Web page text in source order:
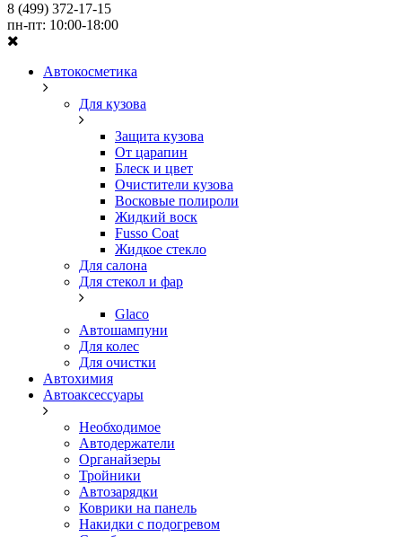
8 (499) 372-17-15
пн-пт: 10:00-18:00
Автокосметика
Для кузова
Защита кузова
От царапин
Блеск и цвет
Очистители кузова
Восковые полироли
Жидкий воск
Fusso Coat
Жидкое стекло
Для салона
Для стекол и фар
Glaco
Автошампуни
Для колес
Для очистки
Автохимия
Автоаксессуары
Необходимое
Автодержатели
Органайзеры
Тройники
Автозарядки
Коврики на панель
Накидки с подогревом